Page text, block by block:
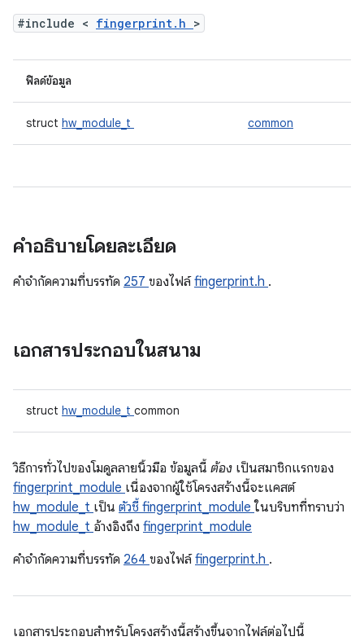
#include < fingerprint.h >
ฟิลด์ข้อมูล
struct hw_module_t common
คำอธิบายโดยละเอียด
คําจํากัดความที่บรรทัด 257 ของไฟล์fingerprint.h .
เอกสารประกอบในสนาม
struct hw_module_t common
วิธีการทั่วไปของโมดูลลายนิ้วมือ ข้อมูลนี้ ต้อง เป็นสมาชิกแรกของ
fingerprint_module เนื่องจากผู้ใช้โครงสร้างนี้จะแคสต์
hw_module_t เป็น ตัวชี้ fingerprint_module ในบริบทที่ทราบว่า
hw_module_t อ้างอิงถึง fingerprint_module
คําจํากัดความที่บรรทัด 264 ของไฟล์fingerprint.h .
เอกสารประกอบสำหรับโครงสร้างนี้สร้างขึ้นจากไฟล์ต่อไปนี้